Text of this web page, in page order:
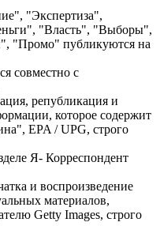
"Экспертиза",
"Власть", "Выборы",
"Промо" публикуются на
совместно с
републикация и
которое содержит
EPA / UPG, строго
Я- Корреспондент
и воспроизведение
материалов,
Getty Images, строго